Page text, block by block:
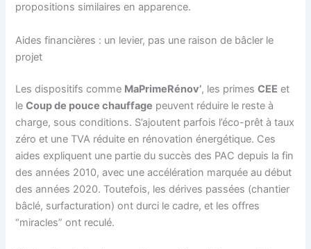
propositions similaires en apparence.
Aides financières : un levier, pas une raison de bâcler le
projet
Les dispositifs comme MaPrimeRénov’, les primesCEE et
leCoup de pouce chauffage peuvent réduire le reste à
charge, sous conditions. S’ajoutent parfois l’éco-prêt à taux
zéro et une TVA réduite en rénovation énergétique. Ces
aides expliquent une partie du succès des PAC depuis la fin
des années 2010, avec une accélération marquée au début
des années 2020. Toutefois, les dérives passées (chantier
bâclé, surfacturation) ont durci le cadre, et les offres
“miracles” ont reculé.